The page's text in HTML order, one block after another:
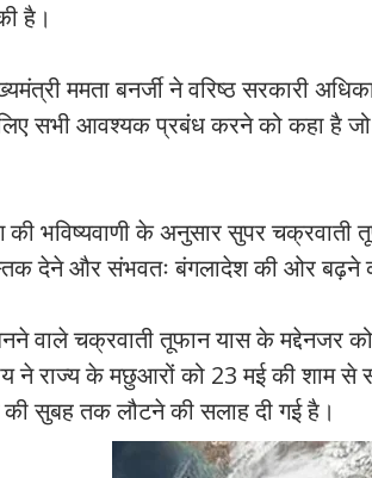
है।
ममता बनर्जी ने वरिष्ठ सरकारी
सभी आवश्यक प्रबंध करने को कहा है
की भविष्यवाणी के अनुसार सुपर
देने और संभवतः बंगलादेश की ओर बढ़ने
वाले चक्रवाती तूफान यास के मद्देनजर
ने राज्य के मछुआरों को 23 मई की शाम
की सुबह तक लौटने की सलाह दी गई है।